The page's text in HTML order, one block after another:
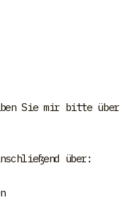
Sie mir bitte
über: